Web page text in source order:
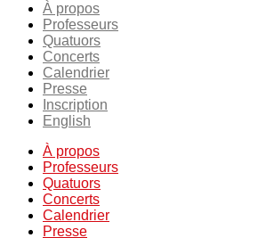
À propos
Professeurs
Quatuors
Concerts
Calendrier
Presse
Inscription
English
À propos
Professeurs
Quatuors
Concerts
Calendrier
Presse